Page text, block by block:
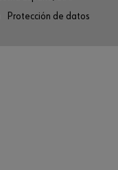
Protección de datos